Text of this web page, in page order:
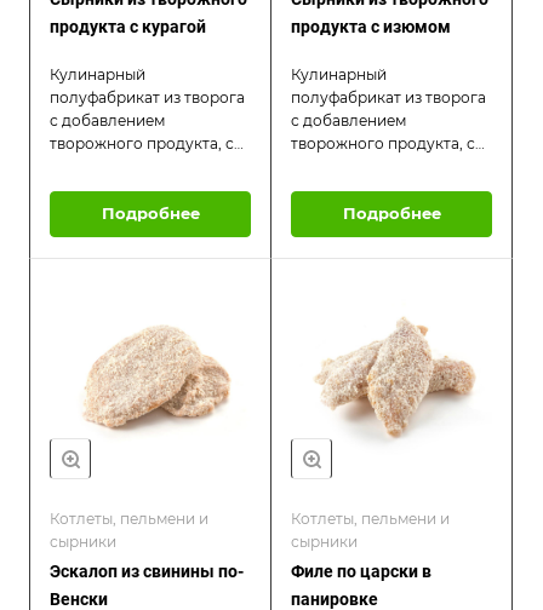
продукта с курагой
Кулинарный
полуфабрикат из творога
с добавлением
творожного продукта, с
Продукт имеет мягкую
консистенцию и
приятный ваниальный
аромат. Рекомендуется
остывшем виде со
сладкими соусами,
сгущенным молоком,
джемом
Подробнее
продукта с изюмом
Кулинарный
полуфабрикат из творога
с добавлением
творожного продукта, с
косточки. Продукт имеет
мягкую консистенцию и
приятный ваниальный
аромат. Рекомендуется
остывшем виде со
сладкими соусами,
сгущенным молоком,
джемом
Подробнее
Котлеты, пельмени и
сырники
Эскалоп из свинины по-
Венски
Котлеты, пельмени и
сырники
Филе по царски в
панировке